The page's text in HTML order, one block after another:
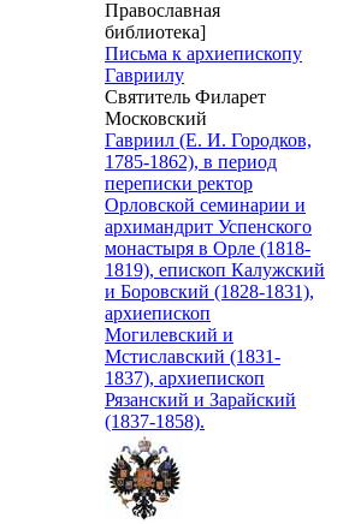
Православная
библиотека]
Письма к архиепископу
Гавриилу
Святитель Филарет
Московский
Гавриил (Е. И. Городков,
1785-1862), в период
переписки ректор
Орловской семинарии и
архимандрит Успенского
монастыря в Орле (1818-
1819), епископ Калужский
и Боровский (1828-1831),
архиепископ
Могилевский и
Мстиславский (1831-
1837), архиепископ
Рязанский и Зарайский
(1837-1858).